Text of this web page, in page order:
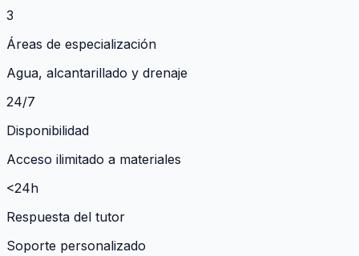
3
Áreas de especialización
Agua, alcantarillado y drenaje
24/7
Disponibilidad
Acceso ilimitado a materiales
<24h
Respuesta del tutor
Soporte personalizado